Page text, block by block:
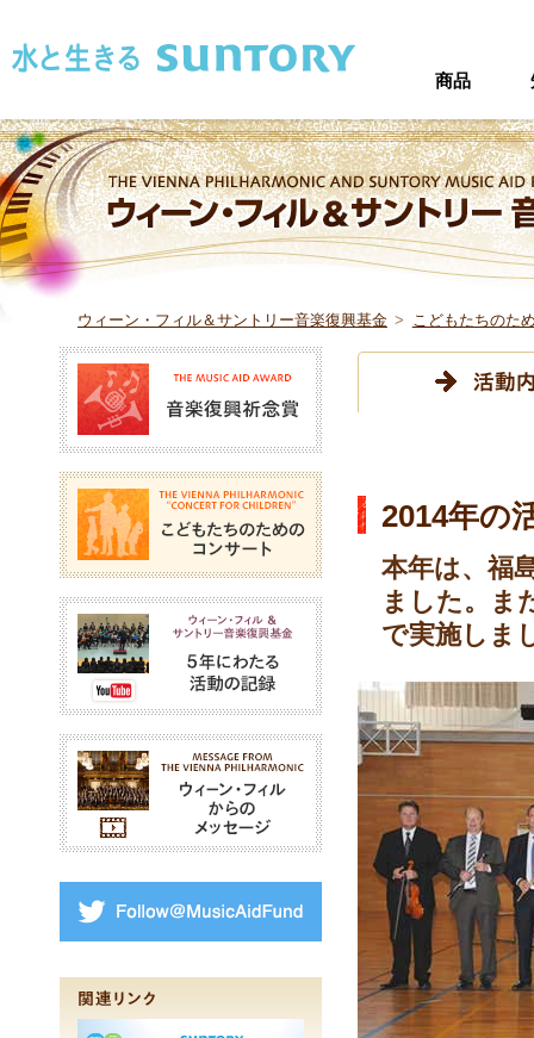
商品
ウィーン・フィル＆サントリー音楽復興基金 > こどもたちのた
2014年の
本年は、福
ました。ま
で実施しま
音楽復興祈念賞
ウィーン・フィル＆サ
ウィーン・フィルから
Follow@MusicAidFund